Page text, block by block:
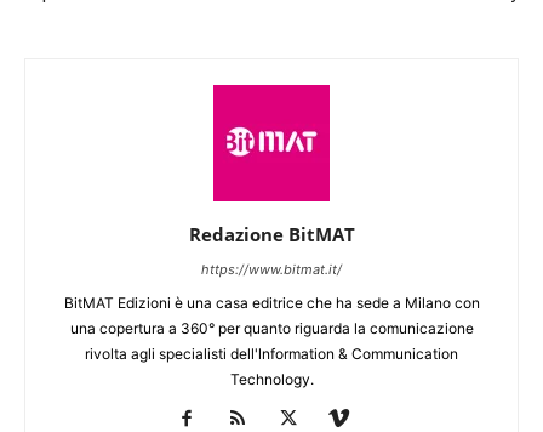
Redazione BitMAT
https://www.bitmat.it/
BitMAT Edizioni è una casa editrice che ha sede a Milano con
una copertura a 360° per quanto riguarda la comunicazione
rivolta agli specialisti dell'lnformation & Communication
Technology.